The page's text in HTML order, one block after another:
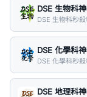
DSE 生物科
DSE 生物科秒
DSE 化學科
DSE 化學科秒
DSE 地理科